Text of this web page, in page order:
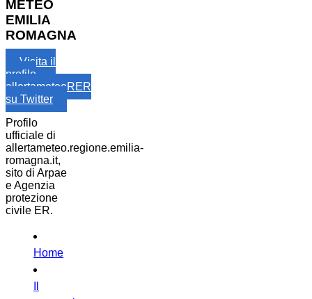
METEO
EMILIA
ROMAGNA
Visita il
profilo
allertameteoRER
su Twitter
Profilo
ufficiale di
allertameteo.regione.emilia-
romagna.it,
sito di Arpae
e Agenzia
protezione
civile ER.
Home